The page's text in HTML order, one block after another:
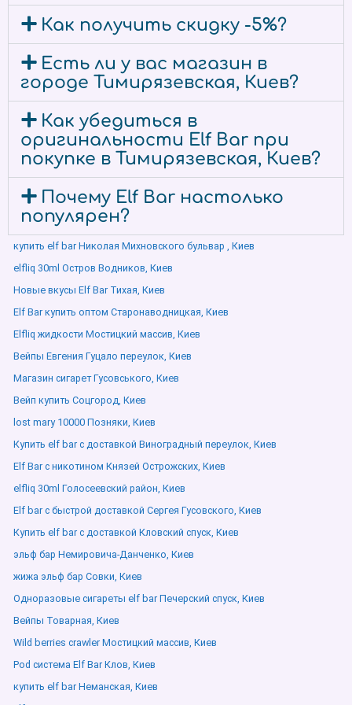
Как получить скидку -5%?
Есть ли у вас магазин в
городе Тимирязевская, Киев?
Как убедиться в
оригинальности Elf Bar при
покупке в Тимирязевская, Киев?
Почему Elf Bar настолько
популярен?
купить elf bar Николая Михновского бульвар , Киев
elfliq 30ml Остров Водников, Киев
Новые вкусы Elf Bar Тихая, Киев
Elf Bar купить оптом Старонаводницкая, Киев
Elfliq жидкости Мостицкий массив, Киев
Вейпы Евгения Гуцало переулок, Киев
Магазин сигарет Гусовського, Киев
Вейп купить Соцгород, Киев
lost mary 10000 Позняки, Киев
Купить elf bar с доставкой Виноградный переулок, Киев
Elf Bar с никотином Князей Острожских, Киев
elfliq 30ml Голосеевский район, Киев
Elf bar с быстрой доставкой Сергея Гусовского, Киев
Купить elf bar с доставкой Кловский спуск, Киев
эльф бар Немировича-Данченко, Киев
жижа эльф бар Совки, Киев
Одноразовые сигареты elf bar Печерский спуск, Киев
Вейпы Товарная, Киев
Wild berries crawler Мостицкий массив, Киев
Pod система Elf Bar Клов, Киев
купить elf bar Неманская, Киев